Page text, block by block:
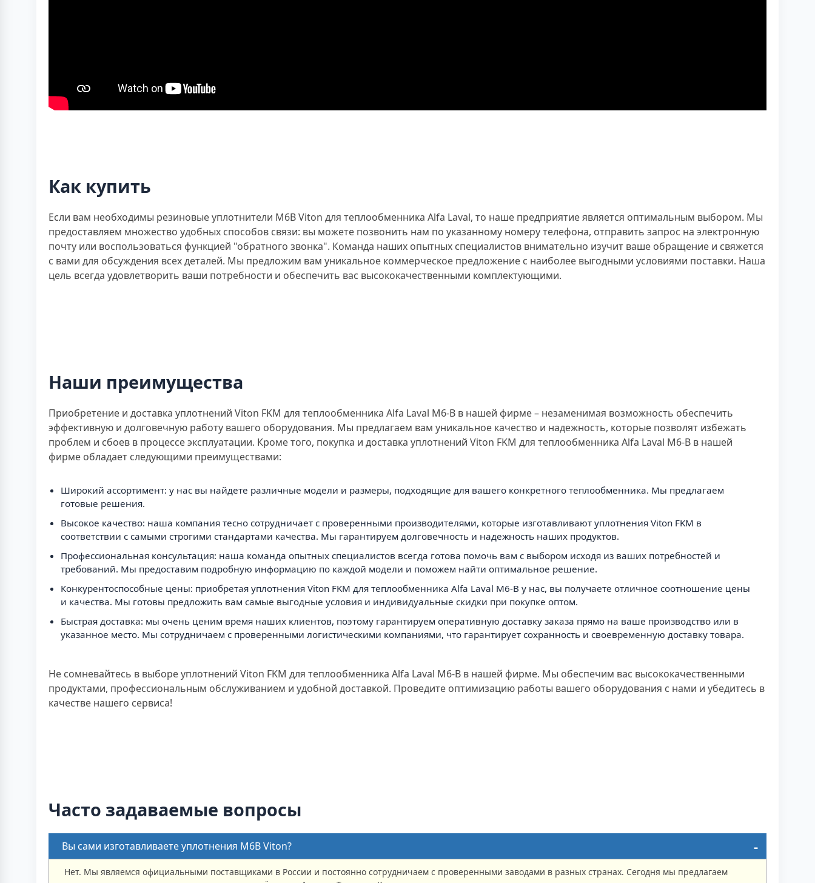
Как купить
Если вам необходимы резиновые уплотнители M6B Viton для теплообменника Alfa Laval, то наше предприятие является оптимальным выбором. Мы
предоставляем множество удобных способов связи: вы можете позвонить нам по указанному номеру телефона, отправить запрос на электронную
почту или воспользоваться функцией "обратного звонка". Команда наших опытных специалистов внимательно изучит ваше обращение и свяжется
с вами для обсуждения всех деталей. Мы предложим вам уникальное коммерческое предложение с наиболее выгодными условиями поставки. Наша
цель всегда удовлетворить ваши потребности и обеспечить вас высококачественными комплектующими.
Наши преимущества
Приобретение и доставка уплотнений Viton FKM для теплообменника Alfa Laval M6-B в нашей фирме – незаменимая возможность обеспечить
эффективную и долговечную работу вашего оборудования. Мы предлагаем вам уникальное качество и надежность, которые позволят избежать
проблем и сбоев в процессе эксплуатации. Кроме того, покупка и доставка уплотнений Viton FKM для теплообменника Alfa Laval M6-B в нашей
фирме обладает следующими преимуществами:
Широкий ассортимент: у нас вы найдете различные модели и размеры, подходящие для вашего конкретного теплообменника. Мы предлагаем
готовые решения.
Высокое качество: наша компания тесно сотрудничает с проверенными производителями, которые изготавливают уплотнения Viton FKM в
соответствии с самыми строгими стандартами качества. Мы гарантируем долговечность и надежность наших продуктов.
Профессиональная консультация: наша команда опытных специалистов всегда готова помочь вам с выбором исходя из ваших потребностей и
требований. Мы предоставим подробную информацию по каждой модели и поможем найти оптимальное решение.
Конкурентоспособные цены: приобретая уплотнения Viton FKM для теплообменника Alfa Laval M6-B у нас, вы получаете отличное соотношение цены
и качества. Мы готовы предложить вам самые выгодные условия и индивидуальные скидки при покупке оптом.
Быстрая доставка: мы очень ценим время наших клиентов, поэтому гарантируем оперативную доставку заказа прямо на ваше производство или в
указанное место. Мы сотрудничаем с проверенными логистическими компаниями, что гарантирует сохранность и своевременную доставку товара.
Не сомневайтесь в выборе уплотнений Viton FKM для теплообменника Alfa Laval M6-B в нашей фирме. Мы обеспечим вас высококачественными
продуктами, профессиональным обслуживанием и удобной доставкой. Проведите оптимизацию работы вашего оборудования с нами и убедитесь в
качестве нашего сервиса!
Часто задаваемые вопросы
Вы сами изготавливаете уплотнения M6B Viton?
Нет. Мы являемся официальными поставщиками в России и постоянно сотрудничаем с проверенными заводами в разных странах. Сегодня мы предлагаем